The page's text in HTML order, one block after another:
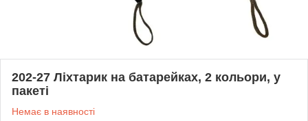
202-27 Ліхтарик на батарейках, 2 кольори, у
пакеті
Немає в наявності